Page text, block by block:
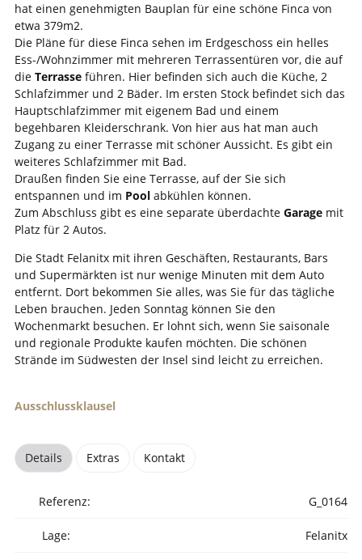
hat einen genehmigten Bauplan für eine schöne Finca von
etwa 379m2.
Die Pläne für diese Finca sehen im Erdgeschoss ein helles
Ess-/Wohnzimmer mit mehreren Terrassentüren vor, die auf
die Terrasse führen. Hier befinden sich auch die Küche, 2
Schlafzimmer und 2 Bäder. Im ersten Stock befindet sich das
Hauptschlafzimmer mit eigenem Bad und einem
begehbaren Kleiderschrank. Von hier aus hat man auch
Zugang zu einer Terrasse mit schöner Aussicht. Es gibt ein
weiteres Schlafzimmer mit Bad.
Draußen finden Sie eine Terrasse, auf der Sie sich
entspannen und im Pool abkühlen können.
Zum Abschluss gibt es eine separate überdachte Garage mit
Platz für 2 Autos.
Die Stadt Felanitx mit ihren Geschäften, Restaurants, Bars
und Supermärkten ist nur wenige Minuten mit dem Auto
entfernt. Dort bekommen Sie alles, was Sie für das tägliche
Leben brauchen. Jeden Sonntag können Sie den
Wochenmarkt besuchen. Er lohnt sich, wenn Sie saisonale
und regionale Produkte kaufen möchten. Die schönen
Strände im Südwesten der Insel sind leicht zu erreichen.
Ausschlussklausel
Details Extras Kontakt
Referenz: G_0164
Lage: Felanitx